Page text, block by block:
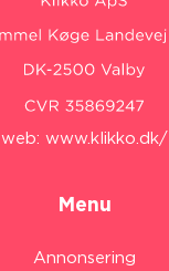
web: www.klikko.dk/
Menu
Annonsering